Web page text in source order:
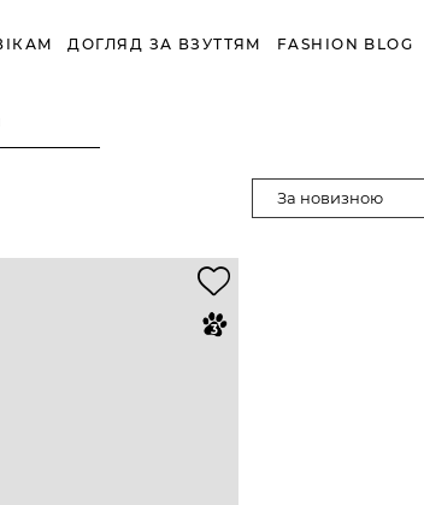
ДОГЛЯД ЗА ВЗУТТЯМ FASHION BLOG
За новизною